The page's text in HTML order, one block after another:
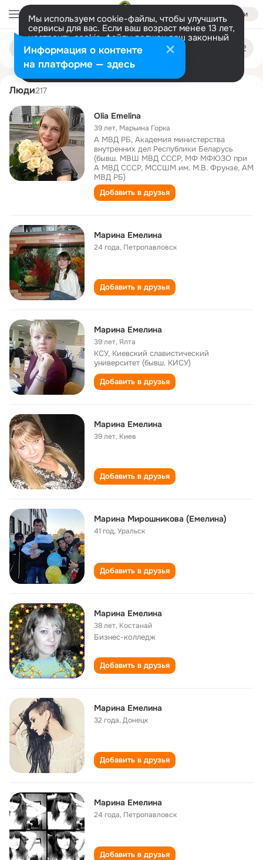
Войти
Мы используем cookie-файлы, чтобы улучшить
сервисы для вас. Если ваш возраст менее 13 лет,
настроить cookie-файлы должен ваш законный
представитель. Больше информации
Разрешить все Настроить
Поиск
людям
marina emelina
Люди217
Olia Emelina
39 лет, Марьина Горка
А МВД РБ, Академия министерства
внутренних дел Республики Беларусь
(бывш. МВШ МВД СССР, МФ МФЮЗО при
А МВД СССР, МССШМ им. М.В. Фрунзе, АМ
МВД РБ)
Добавить в друзья
Марина Емелина
24 года, Петропавловск
Добавить в друзья
Марина Емелина
39 лет,Ялта
КСУ, Киевский славистический
университет (бывш. КИСУ)
Добавить в друзья
Марина Емелина
39 лет, Киев
Добавить в друзья
Марина Мирошникова (Емелина)
41 год,Уральск
Добавить в друзья
Марина Емелина
38 лет, Костанай
Бизнес-колледж
Добавить в друзья
Марина Емелина
32 года,Донецк
Добавить в друзья
Марина Емелина
24 года, Петропавловск
Добавить в друзья
Информация о контенте
на платформе — здесь